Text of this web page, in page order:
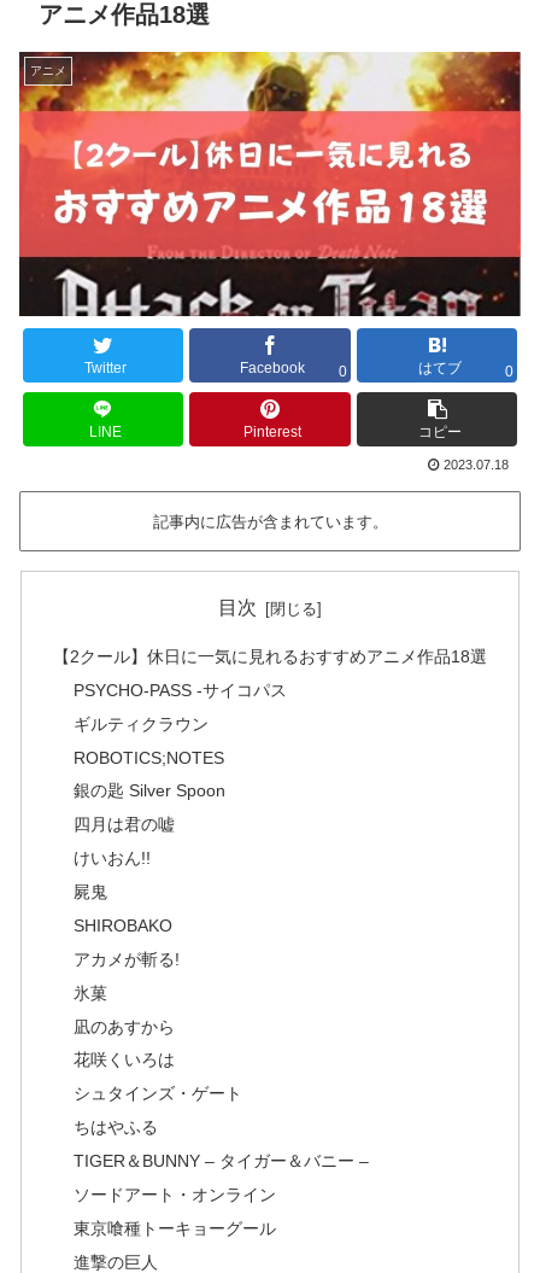
アニメ作品18選
アニメ
Twitter Facebook 0 はてブ 0
LINE Pinterest コピー
2023.07.18
記事内に広告が含まれています。
目次
【2クール】休日に一気に見れるおすすめアニメ作品18選
PSYCHO-PASS -サイコパス
ギルティクラウン
ROBOTICS;NOTES
銀の匙 Silver Spoon
四月は君の嘘
けいおん!!
屍鬼
SHIROBAKO
アカメが斬る!
氷菓
凪のあすから
花咲くいろは
シュタインズ・ゲート
ちはやふる
TIGER＆BUNNY – タイガー＆バニー –
ソードアート・オンライン
東京喰種トーキョーグール
進撃の巨人